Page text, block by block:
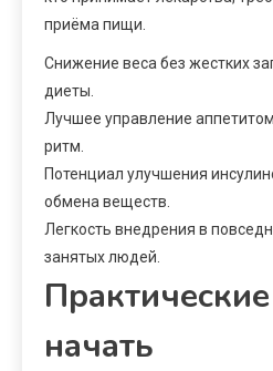
приёма пищи.
Снижение веса без жестких
диеты.
Лучшее управление
ритм.
Потенциал улучшения
обмена веществ.
Легкость внедрения в
занятых людей.
начать